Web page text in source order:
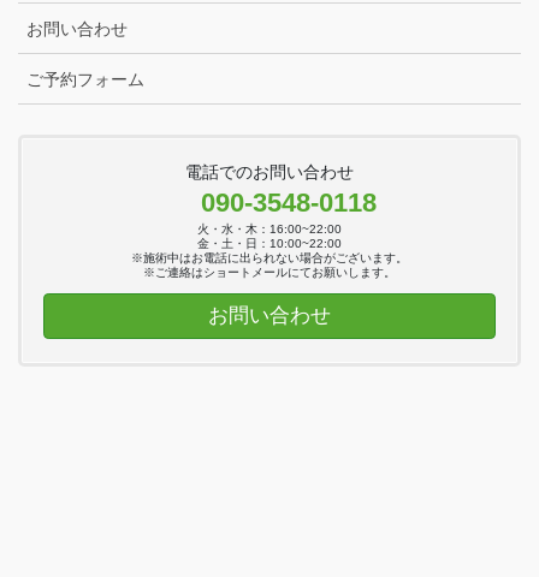
お問い合わせ
ご予約フォーム
電話でのお問い合わせ
090-3548-0118
火・水・木：16:00~22:00
金・土・日：10:00~22:00
※施術中はお電話に出られない場合がございます。
※ご連絡はショートメールにてお願いします。
お問い合わせ